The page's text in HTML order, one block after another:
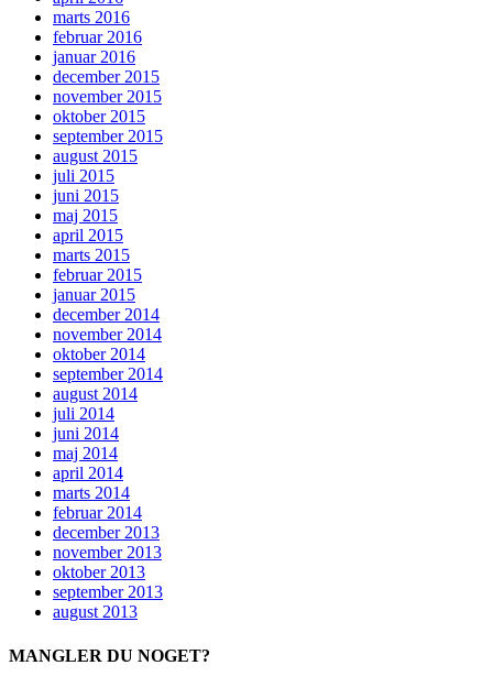
marts 2016
februar 2016
januar 2016
december 2015
november 2015
oktober 2015
september 2015
august 2015
juli 2015
juni 2015
maj 2015
april 2015
marts 2015
februar 2015
januar 2015
december 2014
november 2014
oktober 2014
september 2014
august 2014
juli 2014
juni 2014
maj 2014
april 2014
marts 2014
februar 2014
december 2013
november 2013
oktober 2013
september 2013
august 2013
MANGLER DU NOGET?